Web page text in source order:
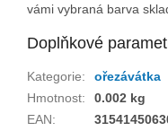
vámi vybraná barva
Doplňkové
Kategorie:
ořezávátka
Hmotnost:
0.002 kg
EAN: